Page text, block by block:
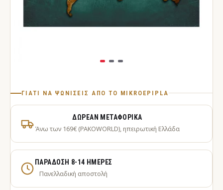
ΓΙΑΤΊ ΝΑ ΨΩΝΊΣΕΙΣ ΑΠΌ ΤΟ MIKROEPIPLA
ΔΩΡΕΆΝ ΜΕΤΑΦΟΡΙΚΆ
Άνω των 169€ (PAKOWORLD), ηπειρωτική Ελλάδα
ΠΑΡΆΔΟΣΗ 8-14 ΗΜΈΡΕΣ
Πανελλαδική αποστολή